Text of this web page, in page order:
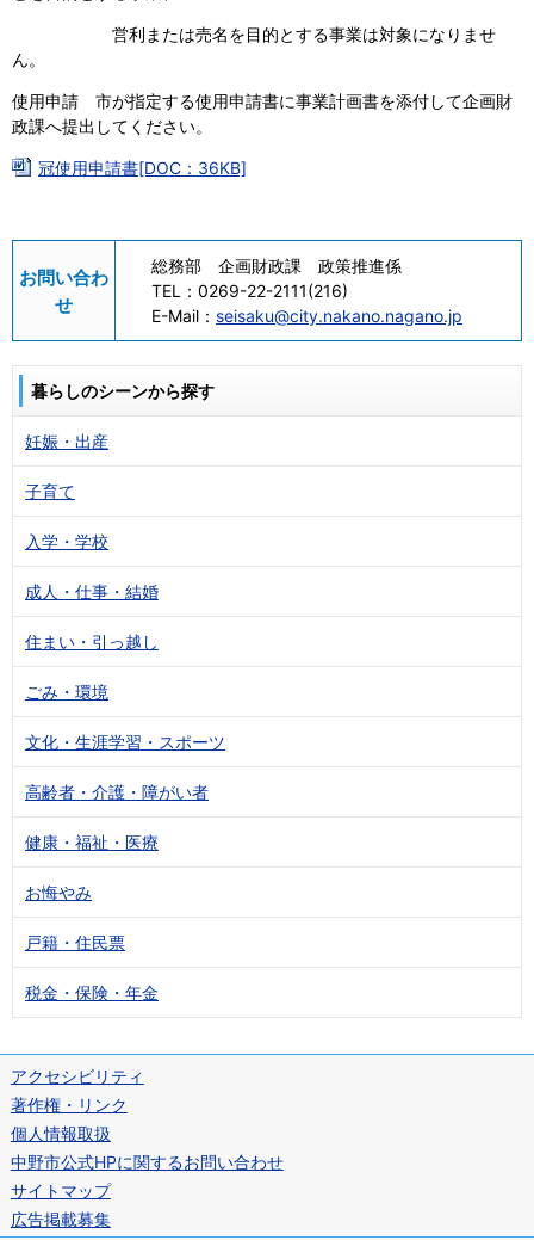
営利または売名を目的とする事業は対象になりませ
ん。
使用申請 市が指定する使用申請書に事業計画書を添付して企画財
政課へ提出してください。
冠使用申請書[DOC：36KB]
お問い合わ
せ
総務部 企画財政課 政策推進係
TEL： 0269-22-2111(216)
E-Mail： seisaku@city.nakano.nagano.jp
暮らしのシーンから探す
妊娠・出産
子育て
入学・学校
成人・仕事・結婚
住まい・引っ越し
ごみ・環境
文化・生涯学習・スポーツ
高齢者・介護・障がい者
健康・福祉・医療
お悔やみ
戸籍・住民票
税金・保険・年金
アクセシビリティ
著作権・リンク
個人情報取扱
中野市公式HPに関するお問い合わせ
サイトマップ
広告掲載募集